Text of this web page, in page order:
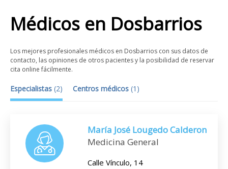
Médicos en Dosbarrios
Los mejores profesionales médicos en Dosbarrios con sus datos de
contacto, las opiniones de otros pacientes y la posibilidad de reservar
cita online fácilmente.
Especialistas (2) Centros médicos (1 )
María José Lougedo Calderon
Medicina General
Calle Vínculo, 14